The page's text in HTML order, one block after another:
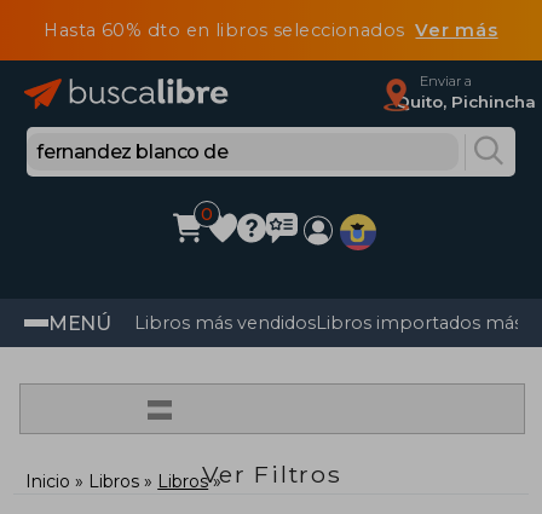
Hasta 60% dto en libros seleccionadosVer más
Enviar a
Quito, Pichincha
0
MENÚ Libros más vendidosLibros importados más
=
Ver Filtros
Inicio Libros Libros